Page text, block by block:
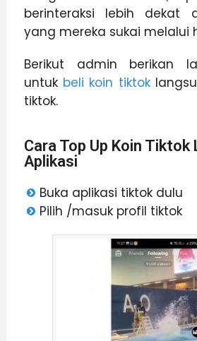
berinteraksi lebih dekat
yang mereka sukai melalui
Berikut admin berikan
untuk beli koin tiktok
tiktok.
Cara Top Up Koin Tiktok
Aplikasi
Buka aplikasi tiktok dulu
Pilih /masuk profil tiktok